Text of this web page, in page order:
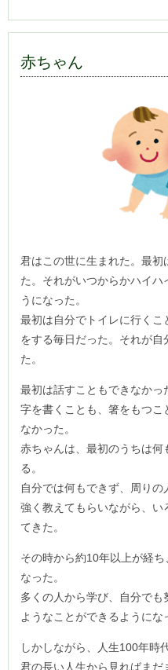
赤ちゃん
君はこの世に生まれた。最初
た。それがいつからかハイハ
うになった。
最初は自分でトイレに行く
をする毎日だった。それが
た。
最初は話すこともできなかっ
字を書くことも、箸をもつこ
なかった。
赤ちゃんは、最初のうちは
る。
自分では何もできず、周り
強く教えてもらいながら、い
てきた。
その時から約10年以上が経
なった。
多くの人から学び、自分で
ようなことができるようにな
しかしながら、人生100年時代
君の長い人生から見ればまだ